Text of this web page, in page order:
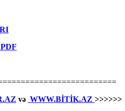
və WWW.BİTİK.AZ >>>>>>